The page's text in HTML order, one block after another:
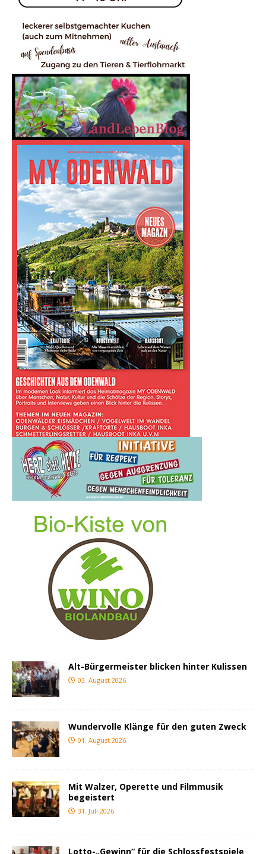
Alt-Bürgermeister blicken hinter Kulissen
03. August 2026
Wundervolle Klänge für den guten Zweck
01. August 2026
Mit Walzer, Operette und Filmmusik
begeistert
31. Juli 2026
Lotto-„Gewinn“ für die Schlossfestspiele